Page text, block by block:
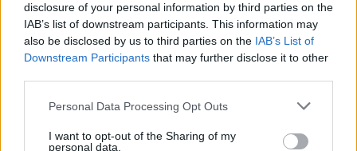
disclosure of your personal information by third parties on the
IAB’s list of downstream participants. This information may
also be disclosed by us to third parties on the IAB’s List of
Downstream Participants that may further disclose it to other
Please note that this website/app uses one or more Google
not limited to your visit or usage behaviour. You may click to
Personal Data Processing Opt Outs
I want to opt-out of the Sharing of my
personal data.
Az Nvidia reagált a kiszivárgott,
PC-re is érkező PlayStation-
örülni